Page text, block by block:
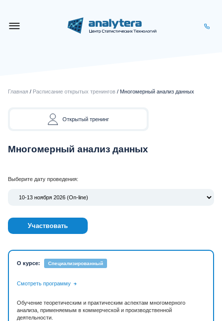
Главная / Расписание открытых тренингов / Многомерный анализ данных
Открытый тренинг
Многомерный анализ данных
Выберите дату проведения:
Участвовать
О курсе: Специализированный
Смотреть программу
Обучение теоретическим и практическим аспектам многомерного
анализа, применяемым в коммерческой и производственной
деятельности.